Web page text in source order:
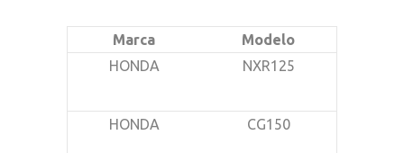
Marca
Modelo
HONDA
NXR125
HONDA CG150